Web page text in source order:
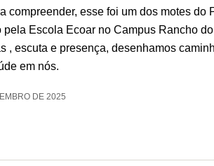
compreender, esse foi um dos motes do
pela Escola Ecoar no Campus Rancho
, escuta e presença, desenhamos
em nós.
DE 2025